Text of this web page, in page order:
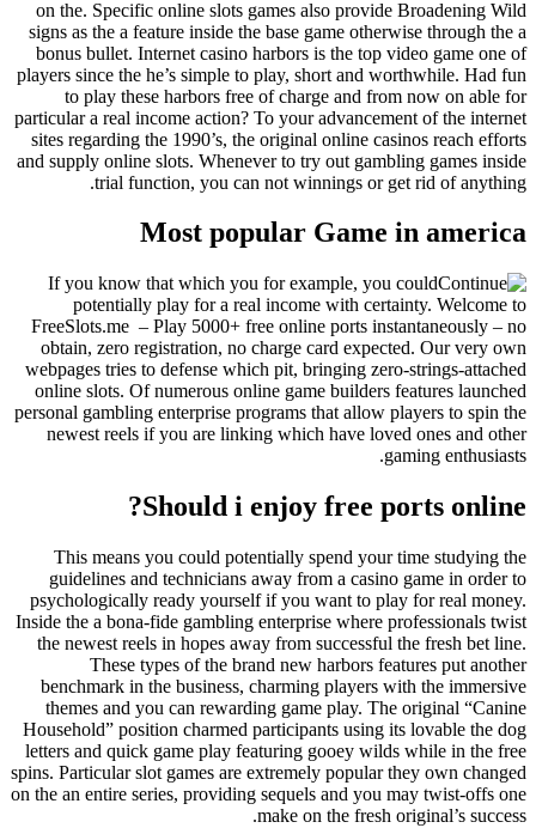
on the. Specific online slots games also provide Broadening Wild
signs as the a feature inside the base game otherwise through the a
bonus bullet. Internet casino harbors is the top video game one of
players since the he’s simple to play, short and worthwhile. Had fun
to play these harbors free of charge and from now on able for
particular a real income action? To your advancement of the internet
sites regarding the 1990’s, the original online casinos reach efforts
and supply online slots. Whenever to try out gambling games inside
trial function, you can not winnings or get rid of anything.
Most popular Game in america
If you know that which you for example, you could
potentially play for a real income with certainty. Welcome to
FreeSlots.me – Play 5000+ free online ports instantaneously – no
obtain, zero registration, no charge card expected. Our very own
webpages tries to defense which pit, bringing zero-strings-attached
online slots. Of numerous online game builders features launched
personal gambling enterprise programs that allow players to spin the
newest reels if you are linking which have loved ones and other
gaming enthusiasts.
Should i enjoy free ports online?
This means you could potentially spend your time studying the
guidelines and technicians away from a casino game in order to
psychologically ready yourself if you want to play for real money.
Inside the a bona-fide gambling enterprise where professionals twist
the newest reels in hopes away from successful the fresh bet line.
These types of the brand new harbors features put another
benchmark in the business, charming players with the immersive
themes and you can rewarding game play. The original “Canine
Household” position charmed participants using its lovable the dog
letters and quick game play featuring gooey wilds while in the free
spins. Particular slot games are extremely popular they own changed
on the an entire series, providing sequels and you may twist-offs one
make on the fresh original’s success.